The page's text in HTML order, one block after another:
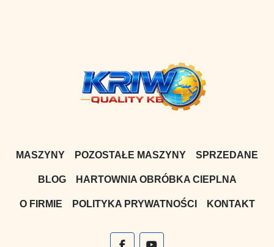
MASZYNY POZOSTAŁE MASZYNY SPRZEDANE
BLOG HARTOWNIA OBRÓBKA CIEPLNA
O FIRMIE POLITYKA PRYWATNOŚCI KONTAKT